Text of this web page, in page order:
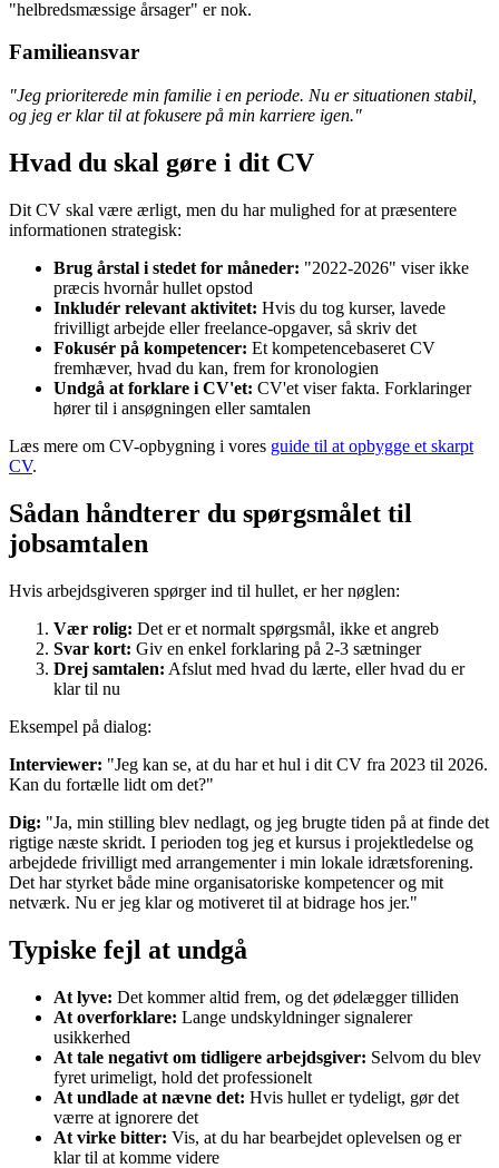
"helbredsmæssige årsager" er nok.
Familieansvar
"Jeg prioriterede min familie i en periode. Nu er situationen stabil,
og jeg er klar til at fokusere på min karriere igen."
Hvad du skal gøre i dit CV
Dit CV skal være ærligt, men du har mulighed for at præsentere
informationen strategisk:
Brug årstal i stedet for måneder: "2022-2026" viser ikke
præcis hvornår hullet opstod
Inkludér relevant aktivitet: Hvis du tog kurser, lavede
frivilligt arbejde eller freelance-opgaver, så skriv det
Fokusér på kompetencer: Et kompetencebaseret CV
fremhæver, hvad du kan, frem for kronologien
Undgå at forklare i CV'et: CV'et viser fakta. Forklaringer
hører til i ansøgningen eller samtalen
Læs mere om CV-opbygning i vores guide til at opbygge et skarpt
CV.
Sådan håndterer du spørgsmålet til
jobsamtalen
Hvis arbejdsgiveren spørger ind til hullet, er her nøglen:
Vær rolig: Det er et normalt spørgsmål, ikke et angreb
Svar kort: Giv en enkel forklaring på 2-3 sætninger
Drej samtalen: Afslut med hvad du lærte, eller hvad du er
klar til nu
Eksempel på dialog:
Interviewer: "Jeg kan se, at du har et hul i dit CV fra 2023 til 2026.
Kan du fortælle lidt om det?"
Dig: "Ja, min stilling blev nedlagt, og jeg brugte tiden på at finde det
rigtige næste skridt. I perioden tog jeg et kursus i projektledelse og
arbejdede frivilligt med arrangementer i min lokale idrætsforening.
Det har styrket både mine organisatoriske kompetencer og mit
netværk. Nu er jeg klar og motiveret til at bidrage hos jer."
Typiske fejl at undgå
At lyve: Det kommer altid frem, og det ødelægger tilliden
At overforklare: Lange undskyldninger signalerer
usikkerhed
At tale negativt om tidligere arbejdsgiver: Selvom du blev
fyret urimeligt, hold det professionelt
At undlade at nævne det: Hvis hullet er tydeligt, gør det
værre at ignorere det
At virke bitter: Vis, at du har bearbejdet oplevelsen og er
klar til at komme videre